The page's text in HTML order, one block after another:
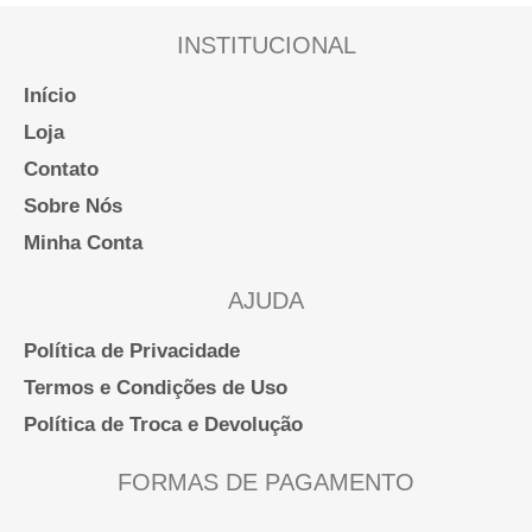
INSTITUCIONAL
Início
Loja
Contato
Sobre Nós
Minha Conta
AJUDA
Política de Privacidade
Termos e Condições de Uso
Política de Troca e Devolução
FORMAS DE PAGAMENTO